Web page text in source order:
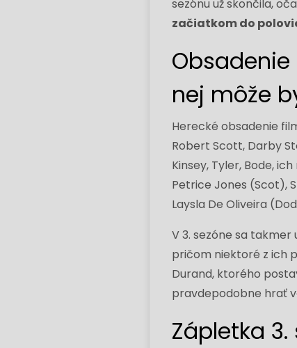
sezónu už skončila,
začiatkom do
Obsadenie
nej môže
Herecké obsadenie
Robert Scott, Darby
Kinsey, Tyler, Bode,
Petrice Jones (Scot),
Laysla De Oliveira
V 3. sezóne sa
pričom niektoré z ich
Durand, ktorého
pravdepodobne hrať
Zápletka